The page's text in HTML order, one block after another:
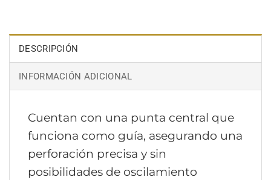
DESCRIPCIÓN
INFORMACIÓN ADICIONAL
Cuentan con una punta central que
funciona como guía, asegurando una
perforación precisa y sin
posibilidades de oscilamiento